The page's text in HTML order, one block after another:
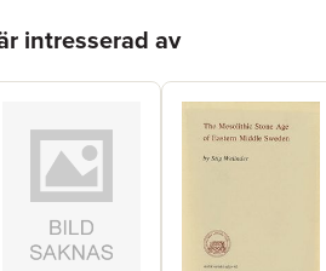
intresserad av